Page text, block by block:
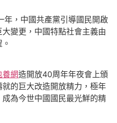
，中國共產黨引導國民開啟
變更，中國特點社會主義由
養網造開放40周年年夜會上頒
的巨大改造開放精力，極年
為今世中國國民最光鮮的精